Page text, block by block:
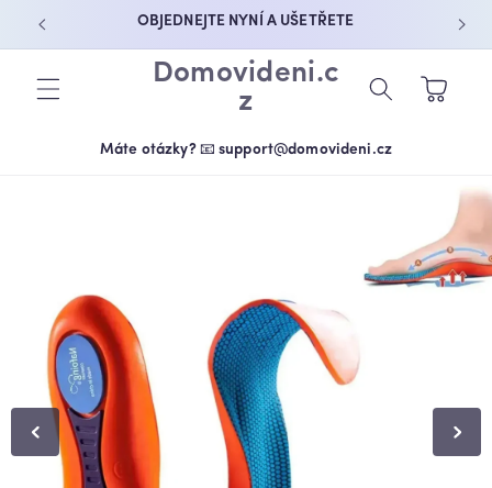
PŘEJÍT K
OBJEDNEJTE NYNÍ A UŠETŘETE
Domovideni.c
z
Košík
Máte otázky? 📧 support@domovideni.cz